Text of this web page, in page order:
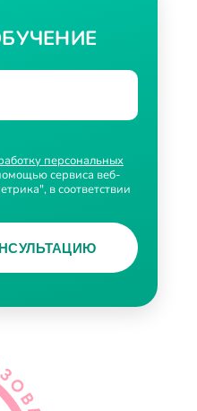
персональных
сервиса веб-
в соответствии